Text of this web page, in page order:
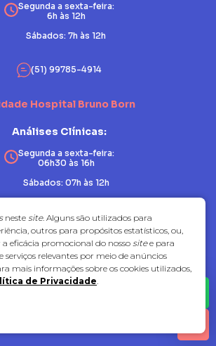
neste site. Alguns são utilizados para
outros para propósitos estatísticos, ou,
eficácia promocional do nosso sitee para
serviços relevantes por meio de anúncios
mais informações sobre os cookies utilizados,
de Privacidade.
Segunda a sexta-feira:
6h às 12h
Sábados: 7h às 12h
(51) 99785-4914
Hospital Bruno Born
Análises Clínicas:
Segunda a sexta-feira:
06h30 às 16h
Sábados: 07h às 12h
Patologia:
Segunda a sexta-feira:
07h30 às 17h
Sábados: fechado
bravo